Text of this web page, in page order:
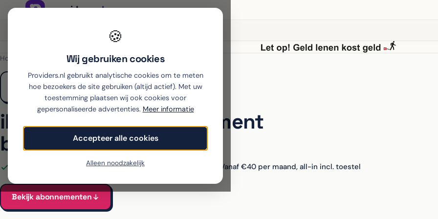
🍪
Wij gebruiken cookies
Providers.nl gebruikt analytische cookies om te meten
hoe bezoekers de site gebruiken (altijd actief). Met uw
toestemming plaatsen wij ook cookies voor
gepersonaliseerde advertenties. Meer informatie
Accepteer alle cookies
Alleen noodzakelijk
Home iPhone Air ›Simyo
iPhone Air met abonnement
bij Simyo
Alle Simyo-abonnementen voor de iPhone Air vergeleken Vanaf €40 per maand, all-in incl. toestel
Bekijk abonnementen